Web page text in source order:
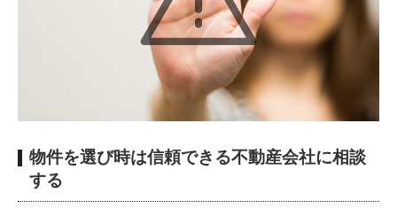
物件を選び時は信頼できる不動産会社に相談
する